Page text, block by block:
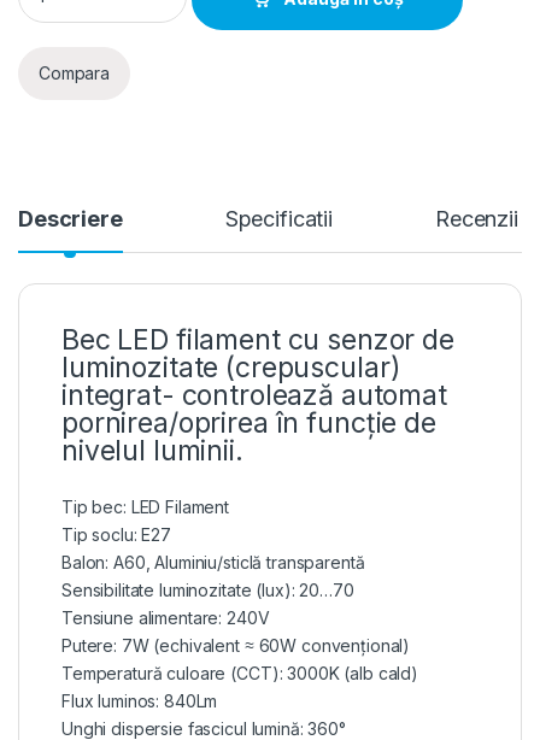
Compara
Descriere Specificatii Recenzii
Bec LED filament cu senzor de
luminozitate (crepuscular)
integrat- controlează automat
pornirea/oprirea în funcție de
nivelul luminii.
Tip bec: LED Filament
Tip soclu: E27
Balon: A60, Aluminiu/sticlă transparentă
Sensibilitate luminozitate (lux): 20…70
Tensiune alimentare: 240V
Putere: 7W (echivalent ≈ 60W convențional)
Temperatură culoare (CCT): 3000K (alb cald)
Flux luminos: 840Lm
Unghi dispersie fascicul lumină: 360°